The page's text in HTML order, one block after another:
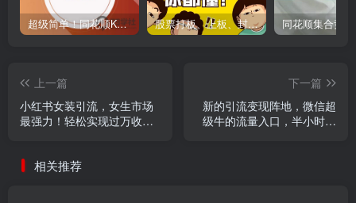
超级简单！同花顺K线界面显示行业概念指标代码图解 股票打板、上板、封板、翘板、炸板是什么意思？炒股你必须懂的暗语！
上一篇
小红书女装引流，女生市场
最强力！轻松实现过万收
下一篇
新的引流变现阵地，微信超
级牛的流量入口，半小时引
相关推荐